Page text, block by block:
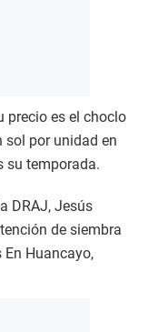
precio es el choclo
sol por unidad en
su temporada.
DRAJ, Jesús
de siembra
Huancayo,